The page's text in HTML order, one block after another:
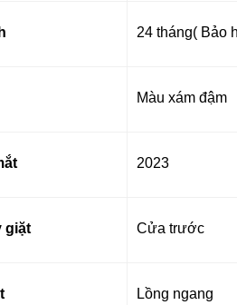
24 tháng( Bảo
Màu xám đậm
2023
giặt Cửa trước
Lồng ngang